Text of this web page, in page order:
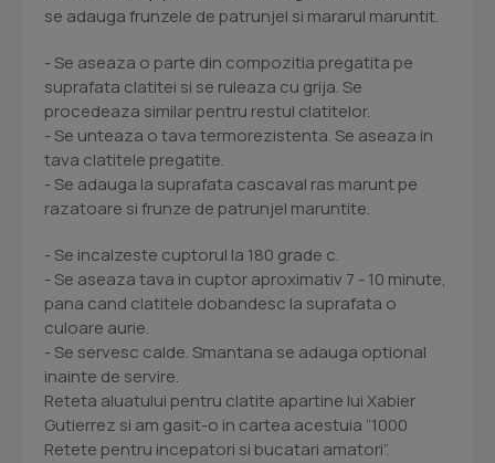
se adauga frunzele de patrunjel si mararul maruntit.
- Se aseaza o parte din compozitia pregatita pe
suprafata clatitei si se ruleaza cu grija. Se
procedeaza similar pentru restul clatitelor.
- Se unteaza o tava termorezistenta. Se aseaza in
tava clatitele pregatite.
- Se adauga la suprafata cascaval ras marunt pe
razatoare si frunze de patrunjel maruntite.
- Se incalzeste cuptorul la 180 grade c.
- Se aseaza tava in cuptor aproximativ 7 - 10 minute,
pana cand clatitele dobandesc la suprafata o
culoare aurie.
- Se servesc calde. Smantana se adauga optional
inainte de servire.
Reteta aluatului pentru clatite apartine lui Xabier
Gutierrez si am gasit-o in cartea acestuia ”1000
Retete pentru incepatori si bucatari amatori”.